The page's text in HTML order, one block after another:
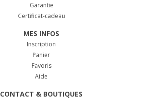
Garantie
Certificat-cadeau
MES INFOS
Inscription
Panier
Favoris
Aide
CONTACT & BOUTIQUES